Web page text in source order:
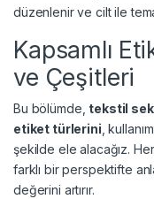
düzenlenir ve cilt ile
Kapsamlı
ve Çeşitleri
Bu bölümde, tekstil
etiket türlerini ,
şekilde ele alacağız.
farklı bir perspektifte
değerini artırır.